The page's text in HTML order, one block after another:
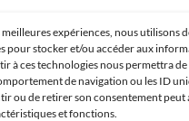
expériences, nous utilisons
pour stocker et/ou accéder aux
à ces technologies nous permettra
de navigation ou les ID
ou de retirer son consentement
et fonctions.
Suivez-nous :